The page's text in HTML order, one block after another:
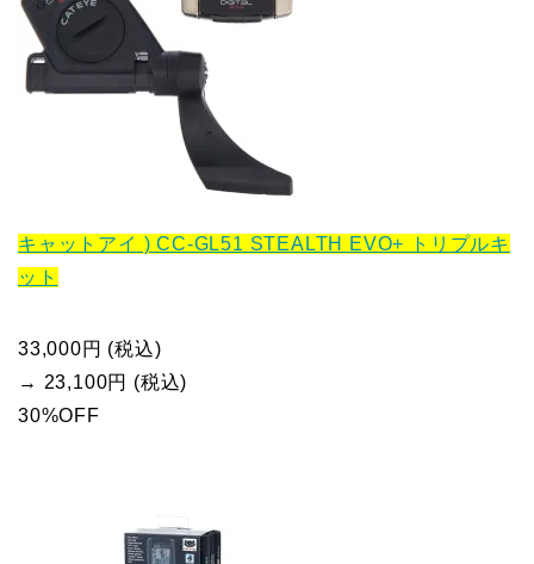
キャットアイ ) CC-GL51 STEALTH EVO+ トリプルキ
ット
33,000円 (税込)
→ 23,100円 (税込)
30%OFF